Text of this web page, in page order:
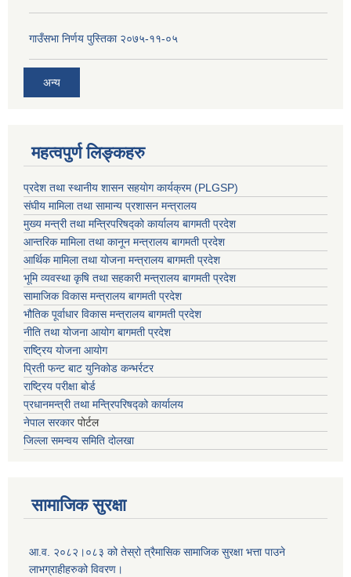
गाउँसभा निर्णय पुस्तिका २०७५-११-०५
अन्य
महत्वपुर्ण लिङ्कहरु
प्रदेश तथा स्थानीय शासन सहयाेग कार्यक्रम (PLGSP)
संघीय मामिला तथा सामान्य प्रशासन मन्त्रालय
मुख्य मन्त्री तथा मन्त्रिपरिषद्को कार्यालय बागमती प्रदेश
आन्तरिक मामिला तथा कानून मन्त्रालय बागमती प्रदेश
आर्थिक मामिला तथा योजना मन्त्रालय बागमती प्रदेश
भूमि व्यवस्था कृषि तथा सहकारी मन्त्रालय बागमती प्रदेश
सामाजिक विकास मन्त्रालय बागमती प्रदेश
भौतिक पूर्वाधार विकास मन्त्रालय बागमती प्रदेश
नीति तथा योजना आयोग बागमती प्रदेश
राष्ट्रिय योजना आयोग
प्रिती फन्ट बाट युनिकोड कन्भर्रटर
राष्ट्रिय परीक्षा बोर्ड
प्रधानमन्त्री तथा मन्त्रिपरिषद्को कार्यालय
नेपाल सरकारपोर्टल
जिल्ला समन्वय समिति दोलखा
सामाजिक सुरक्षा
आ.व. २०८२।०८३ को तेस्रो त्रैमासिक सामाजिक सुरक्षा भत्ता पाउने
लाभग्राहीहरुको विवरण।